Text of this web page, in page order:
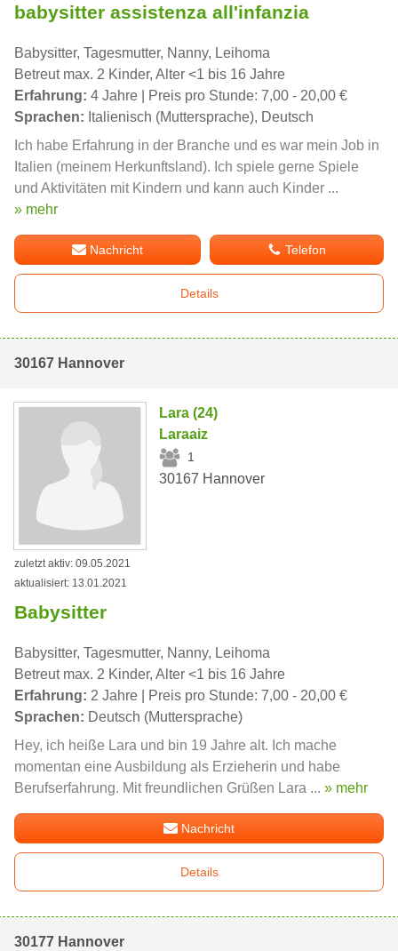
babysitter assistenza all'infanzia
Babysitter, Tagesmutter, Nanny, Leihoma
Betreut max. 2 Kinder, Alter <1 bis 16 Jahre
Erfahrung: 4 Jahre | Preis pro Stunde: 7,00 - 20,00 €
Sprachen: Italienisch (Muttersprache), Deutsch
Ich habe Erfahrung in der Branche und es war mein Job in
Italien (meinem Herkunftsland). Ich spiele gerne Spiele
und Aktivitäten mit Kindern und kann auch Kinder ...
» mehr
Nachricht Telefon
Details
30167 Hannover
Lara (24)
Laraaiz
1
30167 Hannover
zuletzt aktiv: 09.05.2021
aktualisiert: 13.01.2021
Babysitter
Babysitter, Tagesmutter, Nanny, Leihoma
Betreut max. 2 Kinder, Alter <1 bis 16 Jahre
Erfahrung: 2 Jahre | Preis pro Stunde: 7,00 - 20,00 €
Sprachen: Deutsch (Muttersprache)
Hey, ich heiße Lara und bin 19 Jahre alt. Ich mache
momentan eine Ausbildung als Erzieherin und habe
Berufserfahrung. Mit freundlichen Grüßen Lara ... » mehr
Nachricht
Details
30177 Hannover